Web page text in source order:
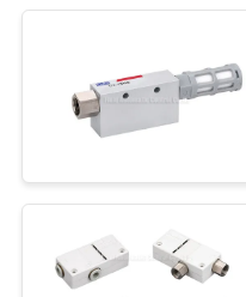
連
さ
パルス
ルブ